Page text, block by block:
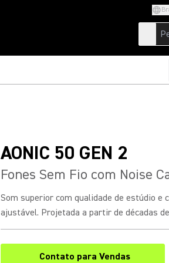
AONIC 50 GEN 2
Fones Sem Fio com Noise
Som superior com qualidade de estúdio e
ajustável. Projetada a partir de décadas
Contato para Vendas